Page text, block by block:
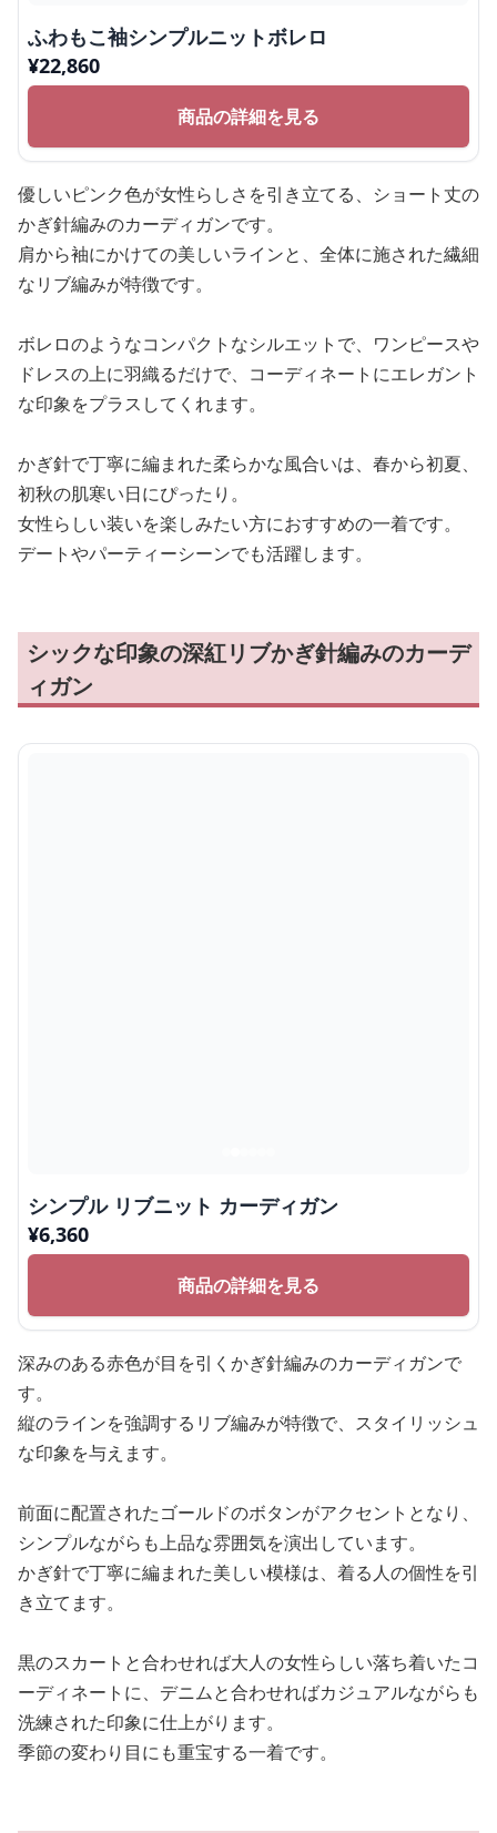
ふわもこ袖シンプルニットボレロ
¥22,860
商品の詳細を見る
優しいピンク色が女性らしさを引き立てる、ショート丈の
かぎ針編みのカーディガンです。
肩から袖にかけての美しいラインと、全体に施された繊細
なリブ編みが特徴です。
ボレロのようなコンパクトなシルエットで、ワンピースや
ドレスの上に羽織るだけで、コーディネートにエレガント
な印象をプラスしてくれます。
かぎ針で丁寧に編まれた柔らかな風合いは、春から初夏、
初秋の肌寒い日にぴったり。
女性らしい装いを楽しみたい方におすすめの一着です。
デートやパーティーシーンでも活躍します。
シックな印象の深紅リブかぎ針編みのカーデ
ィガン
シンプル リブニット カーディガン
¥6,360
商品の詳細を見る
深みのある赤色が目を引くかぎ針編みのカーディガンで
す。
縦のラインを強調するリブ編みが特徴で、スタイリッシュ
な印象を与えます。
前面に配置されたゴールドのボタンがアクセントとなり、
シンプルながらも上品な雰囲気を演出しています。
かぎ針で丁寧に編まれた美しい模様は、着る人の個性を引
き立てます。
黒のスカートと合わせれば大人の女性らしい落ち着いたコ
ーディネートに、デニムと合わせればカジュアルながらも
洗練された印象に仕上がります。
季節の変わり目にも重宝する一着です。